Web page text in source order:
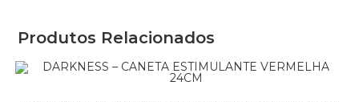
Produtos Relacionados